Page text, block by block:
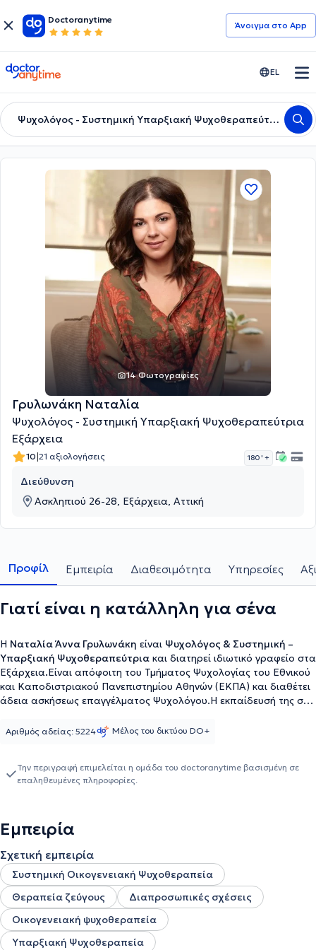
Doctoranytime
Άνοιγμα στο App
doctoranytime EL
Ψυχολόγος - Συστημική Υπαρξιακή Ψυχοθεραπεύτρια
14 Φωτογραφίες
Γρυλωνάκη Ναταλία
Ψυχολόγος - Συστημική Υπαρξιακή Ψυχοθεραπεύτρια
Εξάρχεια
10|21 αξιολογήσεις 180 ' +
Διεύθυνση
Ασκληπιού 26-28, Εξάρχεια, Αττική
Προφίλ Εμπειρία Διαθεσιμότητα Υπηρεσίες
Γιατί είναι η κατάλληλη για σένα
Η Ναταλία Άννα Γρυλωνάκη είναι Ψυχολόγος & Συστημική –
Υπαρξιακή Ψυχοθεραπεύτρια και διατηρεί ιδιωτικό γραφείο στα
Εξάρχεια.Είναι απόφοιτη του Τμήματος Ψυχολογίας του Εθνικού
και Καποδιστριακού Πανεπιστημίου Αθηνών (ΕΚΠΑ) και διαθέτει
άδεια ασκήσεως επαγγέλματος Ψυχολόγου.Η εκπαίδευσή της στο
Θεραπευτικού & Εκπαιδευτικού Ινστιτούτου «Αντίστιξη»,
Αντιμετωπίζοντας την επιστήμη της Ψυχολογίας ως μια δυναμική
διαδικασία που εξελίσσεται συνεχώς, παρακολουθεί πλήθος
πρόγραμμα «Ψυχοπαθολογία Παιδιού & Εφήβου» της
ΕΛΕΠΨΥΣΕΠ,τους δύο ετήσιους κύκλους εξειδίκευσης «Κλινική
Ψυχοπαθολογία, Παναγιώτης Ουλής» και «Κλινικές Δεξιότητες
στην Ψυχοπαθολογία», που διοργανώνονται από το Ερευνητικό
Πανεπιστημιακό Ινστιτούτο Ψυχικής Υγείας, Νευροεπιστημών
καιΙατρικής Ακρίβειας «Κώστας Στεφανής» (ΕΠΙΨΥ) και την Α’
Πανεπιστημιακή Ψυχιατρική Κλινική του Αιγινήτειου Νοσοκομείου,
καθώς και το ετήσιο εκπαιδευτικό πρόγραμμα «Ψυχική Υγεία
Παιδιού και Εφήβου» του Τμήματος Ψυχιατρικής Παιδιών και
Αριθμός αδείας: 5224 Μέλος του δικτύου DO+
Την περιγραφή επιμελείται η ομάδα του doctoranytime βασισμένη σε
επαληθευμένες πληροφορίες.
Εμπειρία
Σχετική εμπειρία
Συστημική Οικογενειακή Ψυχοθεραπεία
Θεραπεία ζεύγους
Διαπροσωπικές σχέσεις
Οικογενειακή ψυχοθεραπεία
Υπαρξιακή Ψυχοθεραπεία